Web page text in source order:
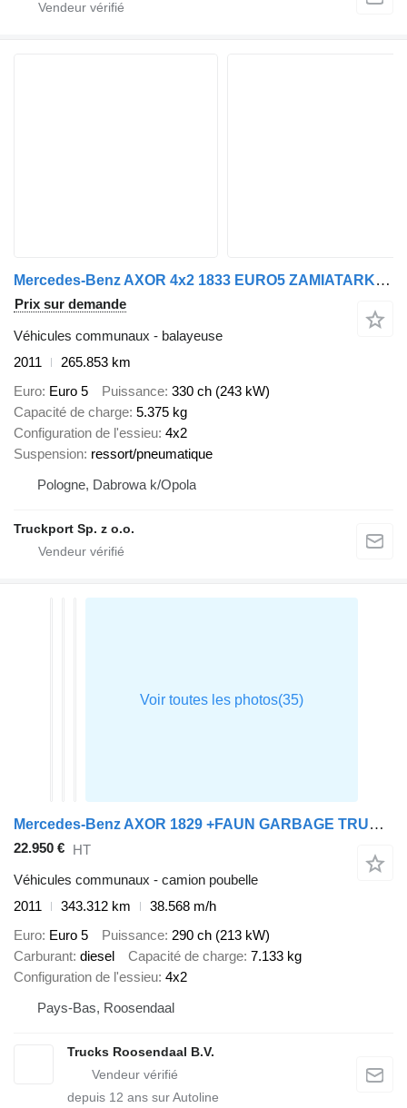
Mercedes-Benz AXOR 4x2 1833 EURO5 ZAMIATARKA VAL´AIR HD 200 9 m³
Prix sur demande
Véhicules communaux - balayeuse
2011
265.853 km
Euro Euro 5 Puissance 330 ch (243 kW)
Capacité de charge 5.375 kg
Configuration de l'essieu 4x2
Suspension ressort/pneumatique
Pologne, Dabrowa k/Opola
Truckport Sp. z o.o.
Mercedes-Benz AXOR 1829 +FAUN GARBAGE TRUCK 14.5 m3 + PERFECT WORKING + EURO 5
22.950 € HT
Véhicules communaux - camion poubelle
2011
343.312 km
38.568 m/h
Euro Euro 5 Puissance 290 ch (213 kW)
Carburant diesel Capacité de charge 7.133 kg
Configuration de l'essieu 4x2
Pays-Bas, Roosendaal
Trucks Roosendaal B.V.
depuis 12 ans sur Autoline